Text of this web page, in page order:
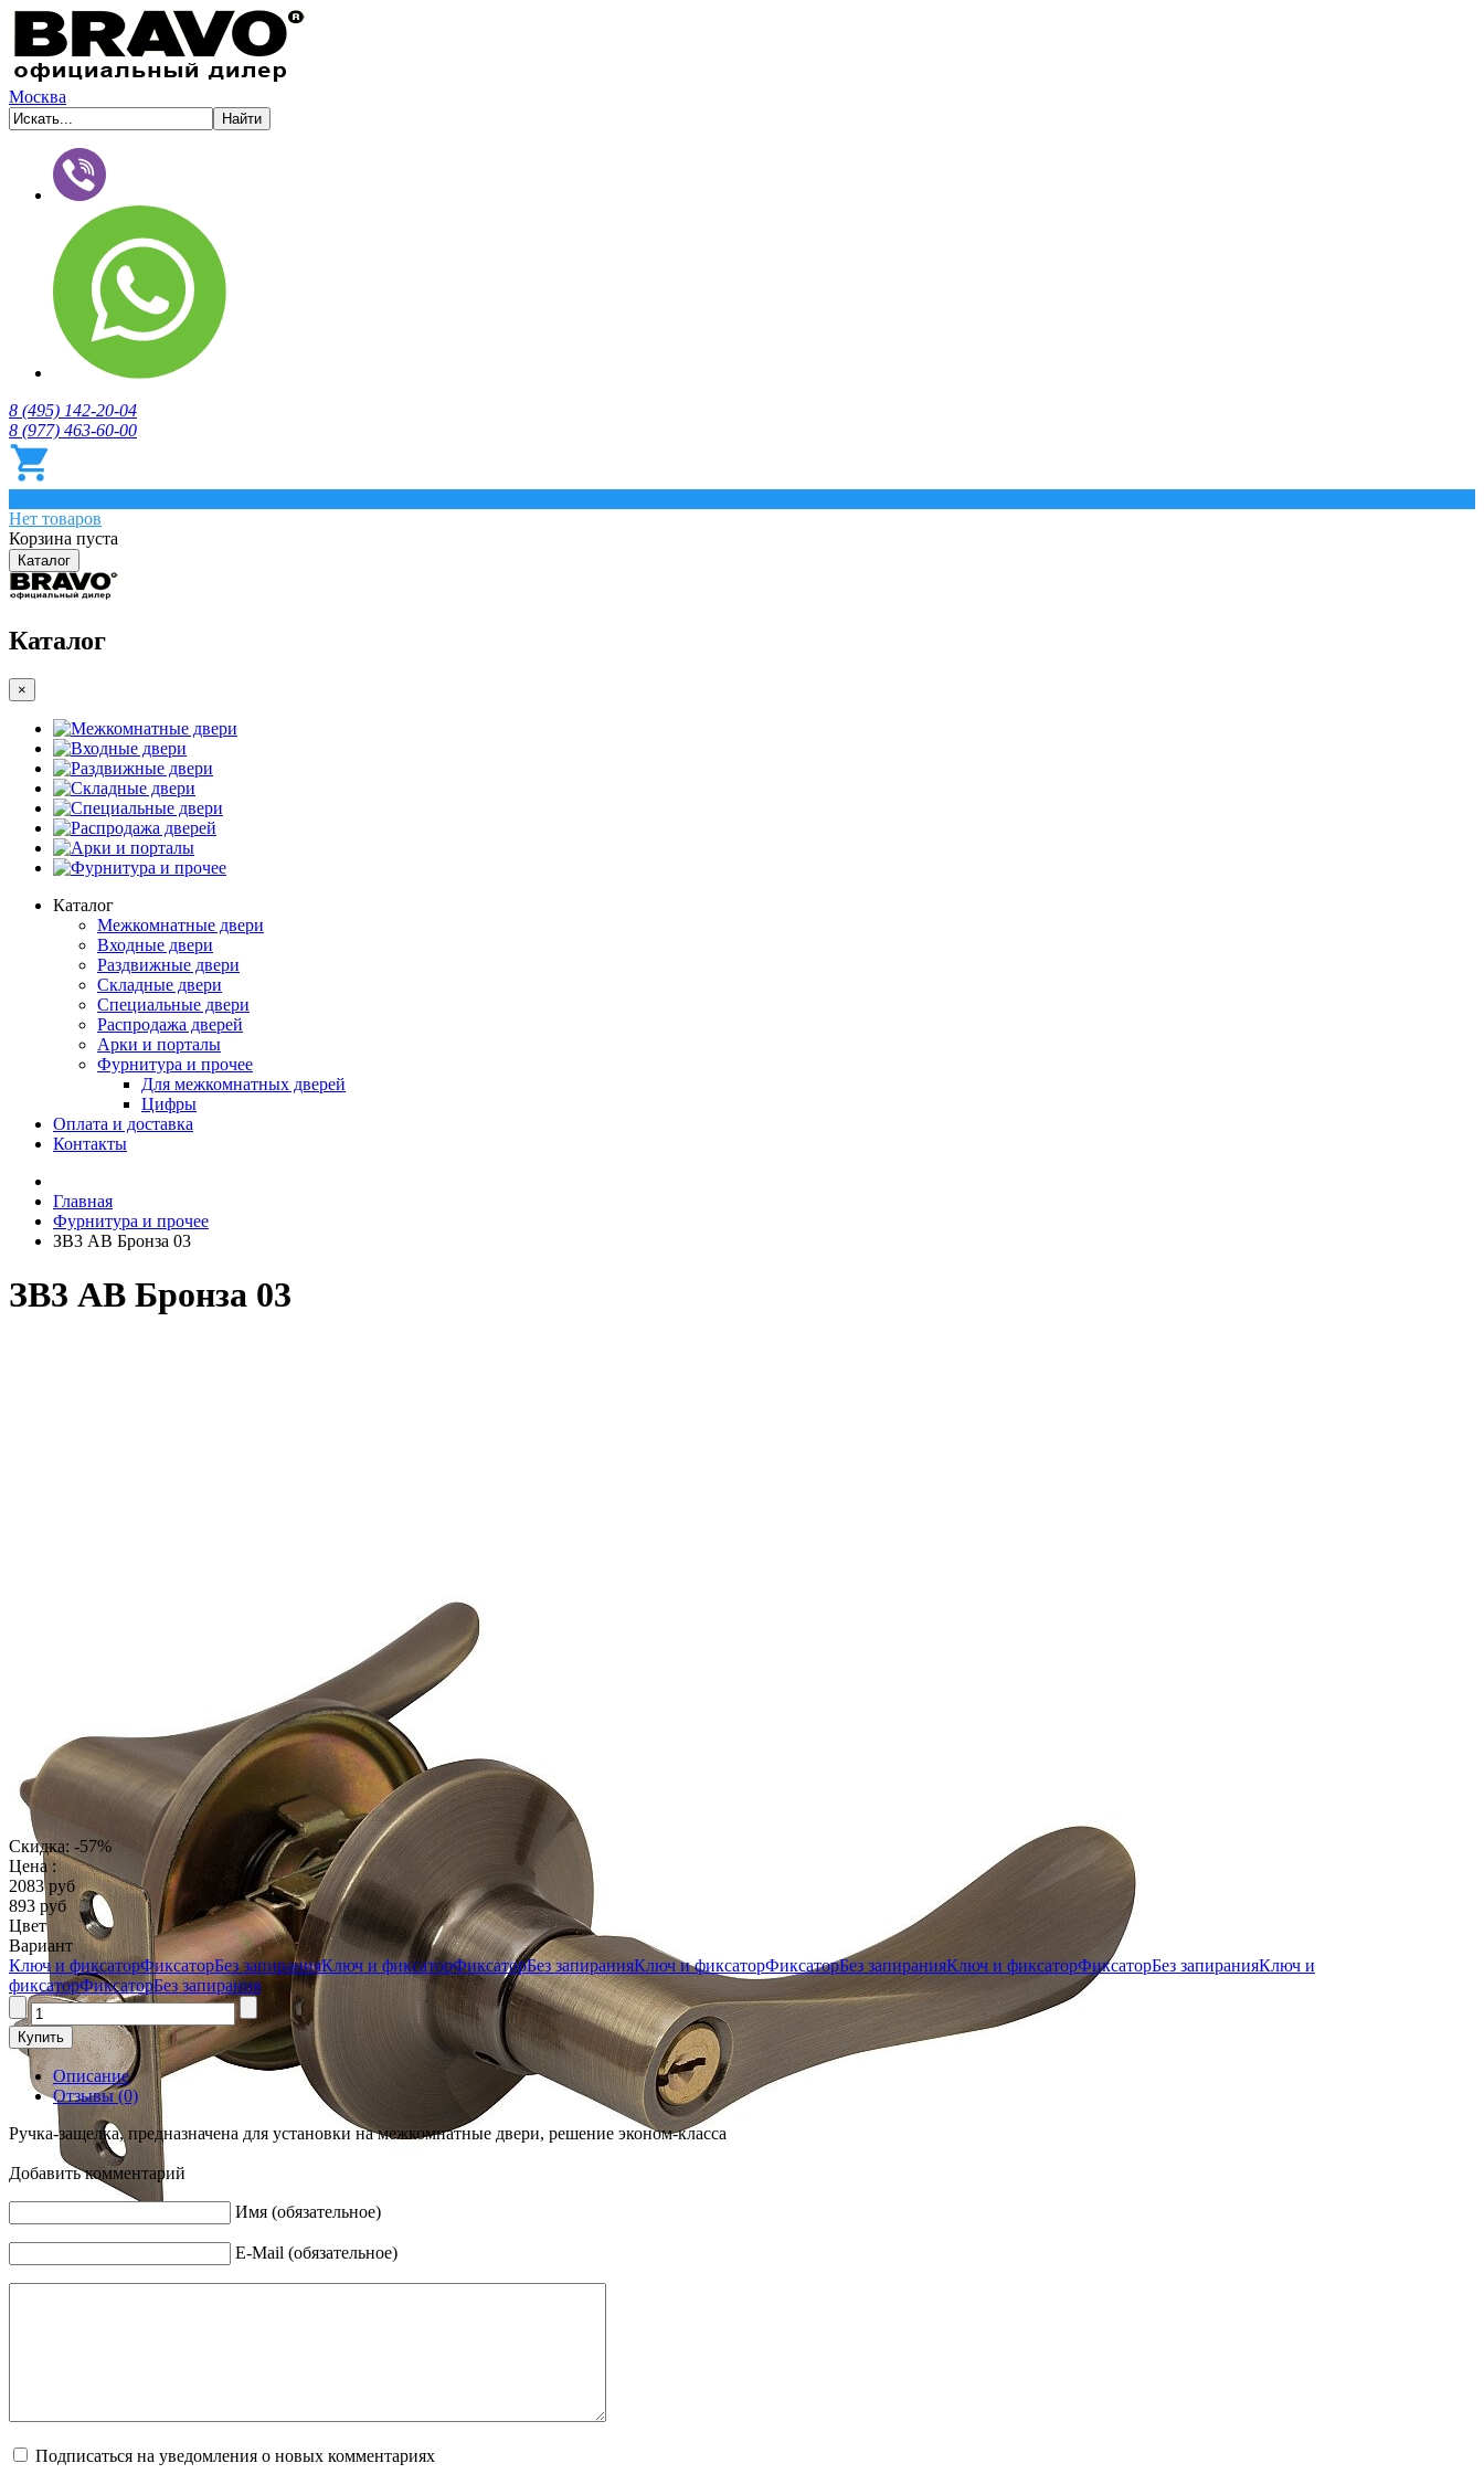
Москва
8 (495) 142-20-04
8 (977) 463-60-00
Нет товаров
Корзина пуста
Каталог
Каталог
×
Межкомнатные двери
Входные двери
Раздвижные двери
Складные двери
Специальные двери
Распродажа дверей
Арки и порталы
Фурнитура и прочее
Каталог
Межкомнатные двери
Входные двери
Раздвижные двери
Складные двери
Специальные двери
Распродажа дверей
Арки и порталы
Фурнитура и прочее
Для межкомнатных дверей
Цифры
Оплата и доставка
Контакты
Главная
Фурнитура и прочее
ЗВ3 AB Бронза 03
ЗВ3 AB Бронза 03
Скидка: -57%
Цена :
2083 руб
893 руб
Цвет
Вариант
Ключ и фиксаторФиксаторБез запиранияКлюч и фиксаторФиксаторБез запиранияКлюч и фиксаторФиксаторБез запиранияКлюч и фиксаторФиксаторБез запиранияКлюч и
фиксаторФиксаторБез запирания
Описание
Отзывы (0)
Ручка-защелка, предназначена для установки на межкомнатные двери, решение эконом-класса
Добавить комментарий
Имя (обязательное)
E-Mail (обязательное)
Подписаться на уведомления о новых комментариях